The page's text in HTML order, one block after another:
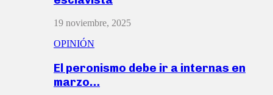
19 noviembre, 2025
OPINIÓN
El peronismo debe ir a internas en
marzo…